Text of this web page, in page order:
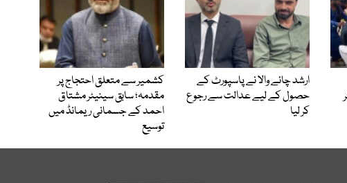
ارشد چائے والا نے پاسپورٹ کے
حصول کے لیے عدالت سے رجوع
کر لیا
کشمیر سے متعلق احتجاج پر
مقدمہ؛ سابق سینیٹر مشتاق
احمد کے جسمانی ریمانڈ میں
توسیع